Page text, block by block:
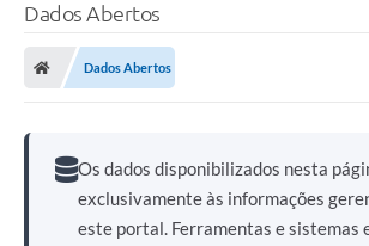
Dados Abertos
Dados Abertos
Os dados disponibilizados nesta
exclusivamente às informações
este portal. Ferramentas e sistemas